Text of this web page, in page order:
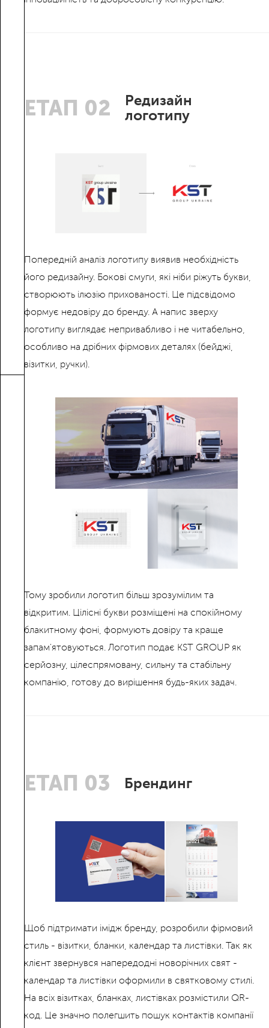
ЕТАП 02
Редизайн
логотипу
Попередній аналіз логотипу виявив необхідність
його редизайну. Бокові смуги, які ніби ріжуть букви,
створюють ілюзію прихованості. Це підсвідомо
формує недовіру до бренду. А напис зверху
логотипу виглядає непривабливо і не читабельно,
особливо на дрібних фірмових деталях (бейджі,
візитки, ручки).
Тому зробили логотип більш зрозумілим та
відкритим. Цілісні букви розміщені на спокійному
блакитному фоні, формують довіру та краще
запам'ятовуються. Логотип подає KST GROUP як
серйозну, цілеспрямовану, сильну та стабільну
компанію, готову до вирішення будь-яких задач.
ЕТАП 03 Брендинг
Щоб підтримати імідж бренду, розробили фірмовий
стиль - візитки, бланки, календар та листівки. Так як
клієнт звернувся напередодні новорічних свят -
календар та листівки оформили в святковому стилі.
На всіх візитках, бланках, листівках розмістили QR-
код. Це значно полегшить пошук контактів компанії